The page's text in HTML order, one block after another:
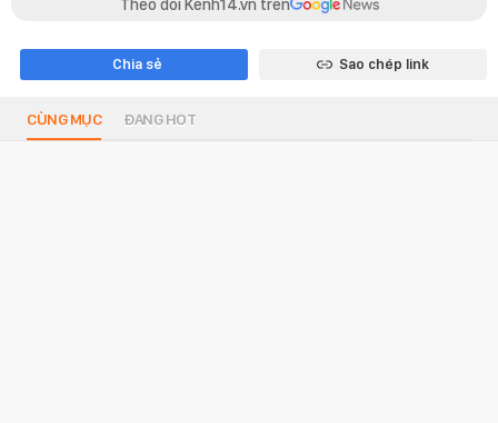
Theo dõi Kenh14.vn trên
Chia sẻ Sao chép link
CÙNG MỤC ĐANG HOT